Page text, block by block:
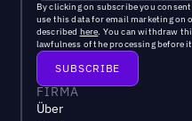
By clicking on subscribe you
use this data for email marketing on
described here. You can withdraw
lawfulness of the processing before
FIRMA
Über